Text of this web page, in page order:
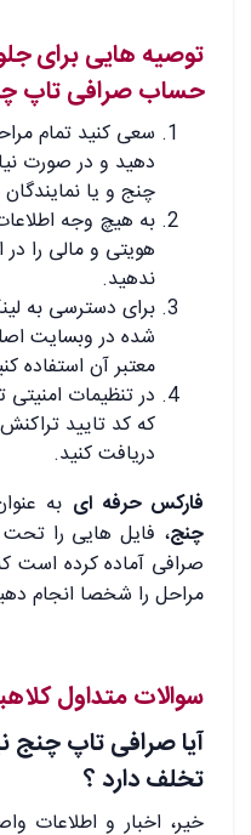
توصیه هایی برای
حساب صرافی تاپ
سعی کنید تمام
دهید و در صورت
چنج و یا
به هیچ وجه
هویتی و مالی را
ندهید.
برای دسترسی به
شده در وبسایت
معتبر آن استفاده
در تنظیمات امنیتی
که کد تایید
دریافت کنید.
فارکس حرفه ای به
چنج، فایل هایی را تحت
صرافی آماده کرده است
مراحل را شخصا انجام
سوالات متداول
آیا صرافی تاپ چنج
تخلف دارد ؟
خیر، اخبار و اطلاعات